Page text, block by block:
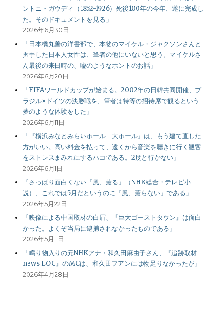
ントニ・ガウディ（1852-1926）死後100年の今年、遂に完成し
た。そのドキュメントを見る」
2026年6月30日
「日本橋丸善の洋書部で、本物のマイケル・ジャクソンさんと
握手した日本人女性は、筆者の他にいないと思う。マイケルさ
ん最後の来日時の、嘘のようなホントのお話」
2026年6月20日
「FIFAワールドカップが始まる。2002年の日韓共同開催、ブ
ラジル×ドイツの決勝戦を、筆者は特等の招待席で観るという
夢のような体験をした」
2026年6月11日
「『横浜みなとみらいホール 大ホール』は、もう建て直した
方がいい。高い料金を払って、遠くから音楽を聴きに行く観客
をストレスまみれにするハコである。2度と行かない」
2026年6月1日
「さっぱり面白くない『風、薫る』（NHK総合・テレビ小
説）、これでは5月だというのに『風、薫らない』である」
2026年5月22日
「映像による中国取材の白眉、『巨大ゴーストタウン』は面白
かった。よくぞ当局に逮捕されなかったものである」
2026年5月11日
「鳴り物入りの元NHKアナ・和久田麻由子さん、『追跡取材
news LOG』のMCは、和久田フアンには物足りなかったが」
2026年4月28日